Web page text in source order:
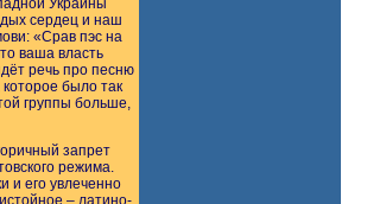
Украины
сердец и наш
«Срав пэс на
ваша власть
речь про песню
было так
группы больше,
запрет
режима.
и его увлеченно
– латино-